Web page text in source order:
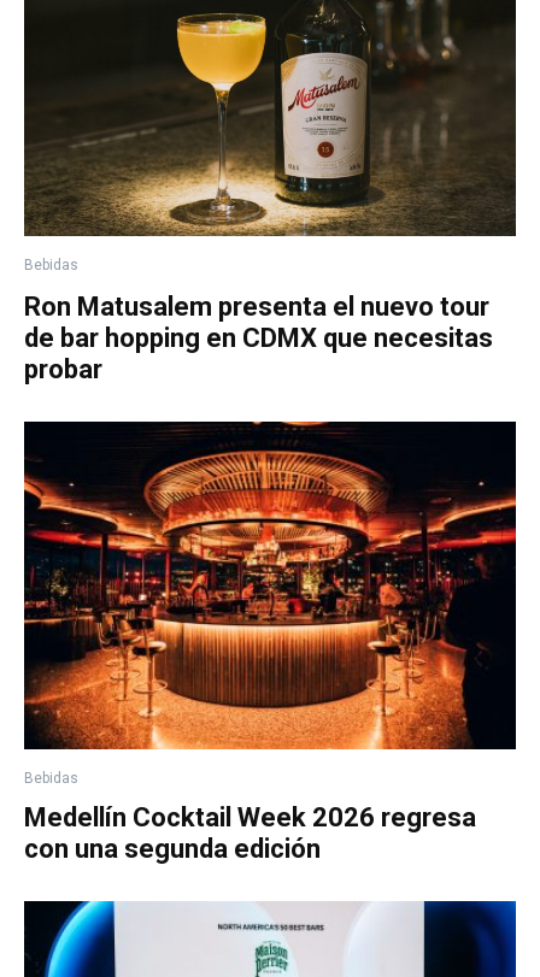
Bebidas
Ron Matusalem presenta el nuevo tour
de bar hopping en CDMX que necesitas
probar
Bebidas
Medellín Cocktail Week 2026 regresa
con una segunda edición